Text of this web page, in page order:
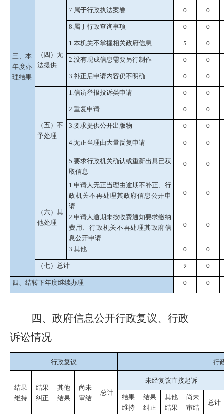
三、本
年度办
理结果
7.属于行政执法案卷 0 0
8.属于行政查询事项 0 0
（四）无
法提供
1.本机关不掌握相关政府信息 5 0
2.没有现成信息需要另行制作 0 0
3.补正后申请内容仍不明确 0 0
（五）不
予处理
1.信访举报投诉类申请 0 0
2.重复申请 0 0
3.要求提供公开出版物 0 0
4.无正当理由大量反复申请 0 0
5.要求行政机关确认或重新出具已获
取信息
0 0
（六）其
他处理
1.申请人无正当理由逾期不补正、行
政机关不再处理其政府信息公开申
请
0 0
2.申请人逾期未按收费通知要求缴纳
费用、行政机关不再处理其政府信
息公开申请
0 0
3.其他 0 0
（七）总计 9 0
四、结转下年度继续办理 0 0
四、政府信息公开行政复议、行政
诉讼情况
行政复议 行
结果
维持
结果
纠正
其他
结果
尚未
审结
总计
未经复议直接起诉
结果
维持
结果
纠正
其他
结果
尚未
审结
总计